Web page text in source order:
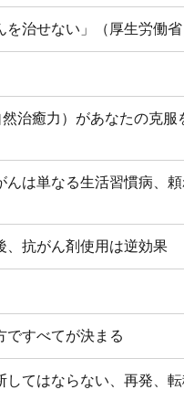
を治せない」（厚生労働省
治癒力）があなたの克服
んは単なる生活習慣病、
、抗がん剤使用は逆効果
ですべてが決まる
してはならない、再発、